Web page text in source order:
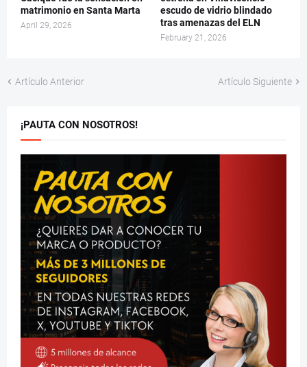
matrimonio en Santa Marta
April 29, 2026
escudo de vidrio blindado
tras amenazas del ELN
February 21, 2026
Artículo Anterior Artículo Siguiente
¡PAUTA CON NOSOTROS!